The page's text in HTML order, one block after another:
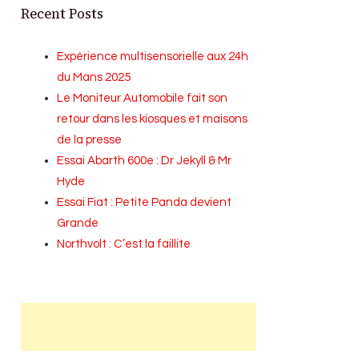
Recent Posts
Expérience multisensorielle aux 24h
du Mans 2025
Le Moniteur Automobile fait son
retour dans les kiosques et maisons
de la presse
Essai Abarth 600e : Dr Jekyll & Mr
Hyde
Essai Fiat : Petite Panda devient
Grande
Northvolt : C’est la faillite